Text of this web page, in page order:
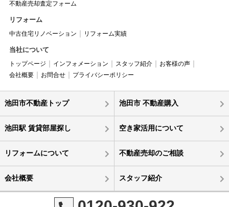
不動産売却査定フォーム
リフォーム
中古住宅リノベーション リフォーム実績
当社について
トップページ インフォメーション スタッフ紹介
お客様の声
会社概要
お問合せ プライバシーポリシー
池田市不動産トップ 池田市 不動産購入
池田駅 賃貸部屋探し 空き家活用について
リフォームについて 不動産売却のご相談
会社概要 スタッフ紹介